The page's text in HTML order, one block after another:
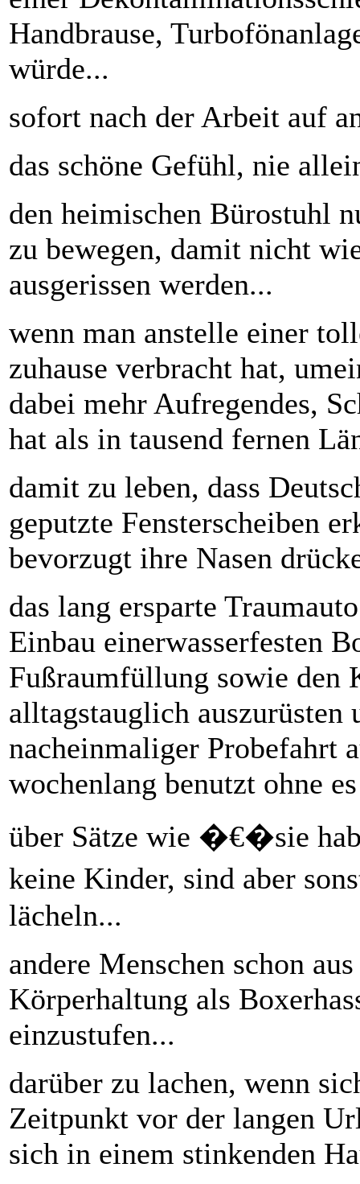
Handbrause,
würde...
sofort nach der Arbeit auf
das schöne Gefühl, nie
den heimischen Bürostuhl
zu bewegen, damit nicht
ausgerissen werden...
wenn man anstelle einer
zuhause verbracht hat,
dabei mehr Aufregendes,
hat als in tausend fernen
damit zu leben, dass
geputzte Fensterscheiben
bevorzugt ihre Nasen
das lang ersparte
Einbau einerwasserfesten
Fußraumfüllung sowie den
alltagstauglich auszurüsten
nacheinmaliger Probefahrt
wochenlang benutzt ohne
über Sätze wie �€�sie
keine Kinder, sind aber
lächeln...
andere Menschen schon
Körperhaltung als
einzustufen...
darüber zu lachen, wenn
Zeitpunkt vor der langen
sich in einem stinkenden